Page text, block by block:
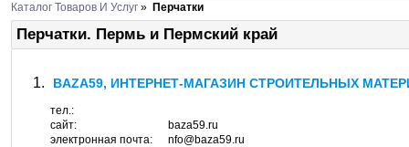
Каталог Товаров И Услуг » Перчатки
Перчатки. Пермь и Пермский край
BAZA59, ИНТЕРНЕТ-МАГАЗИН СТРОИТЕЛЬНЫХ
тел.:
сайт:
baza59.ru
электронная почта:
nfo@baza59.ru